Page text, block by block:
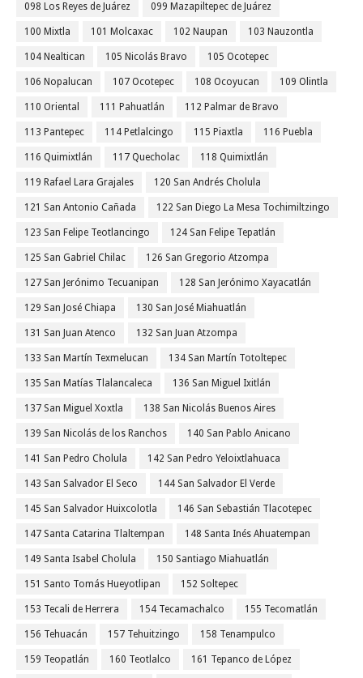
098 Los Reyes de Juárez 099 Mazapiltepec de Juárez
100 Mixtla 101 Molcaxac 102 Naupan 103 Nauzontla
104 Nealtican 105 Nicolás Bravo 105 Ocotepec
106 Nopalucan 107 Ocotepec 108 Ocoyucan 109 Olintla
110 Oriental 111 Pahuatlán 112 Palmar de Bravo
113 Pantepec 114 Petlalcingo 115 Piaxtla 116 Puebla
116 Quimixtlán 117 Quecholac 118 Quimixtlán
119 Rafael Lara Grajales 120 San Andrés Cholula
121 San Antonio Cañada 122 San Diego La Mesa Tochimiltzingo
123 San Felipe Teotlancingo 124 San Felipe Tepatlán
125 San Gabriel Chilac 126 San Gregorio Atzompa
127 San Jerónimo Tecuanipan 128 San Jerónimo Xayacatlán
129 San José Chiapa 130 San José Miahuatlán
131 San Juan Atenco 132 San Juan Atzompa
133 San Martín Texmelucan 134 San Martín Totoltepec
135 San Matías Tlalancaleca 136 San Miguel Ixitlán
137 San Miguel Xoxtla 138 San Nicolás Buenos Aires
139 San Nicolás de los Ranchos 140 San Pablo Anicano
141 San Pedro Cholula 142 San Pedro Yeloixtlahuaca
143 San Salvador El Seco 144 San Salvador El Verde
145 San Salvador Huixcolotla 146 San Sebastián Tlacotepec
147 Santa Catarina Tlaltempan 148 Santa Inés Ahuatempan
149 Santa Isabel Cholula 150 Santiago Miahuatlán
151 Santo Tomás Hueyotlipan 152 Soltepec
153 Tecali de Herrera 154 Tecamachalco 155 Tecomatlán
156 Tehuacán 157 Tehuitzingo 158 Tenampulco
159 Teopatlán 160 Teotlalco 161 Tepanco de López